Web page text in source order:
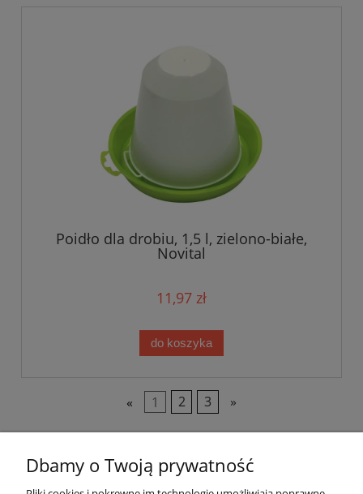
Poidło dla drobiu, 1,5 l, zielono-białe,
Novital
11,97 zł
do koszyka
« 1 2 3 »
Dbamy o Twoją prywatność